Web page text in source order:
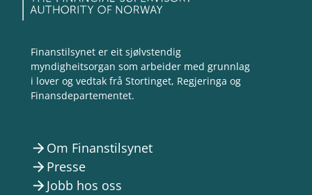
Finanstilsynet er eit sjølvstendig
myndigheitsorgan som arbeider med grunnlag
i lover og vedtak frå Stortinget, Regjeringa og
Finansdepartementet.
arrow_forward Om Finanstilsynet
arrow_forward Presse
arrow_forward Jobb hos oss